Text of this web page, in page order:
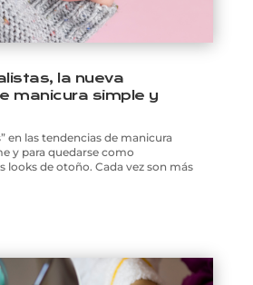
la nueva
manicura simple y
en las tendencias de manicura
y para quedarse como
looks de otoño. Cada vez son más